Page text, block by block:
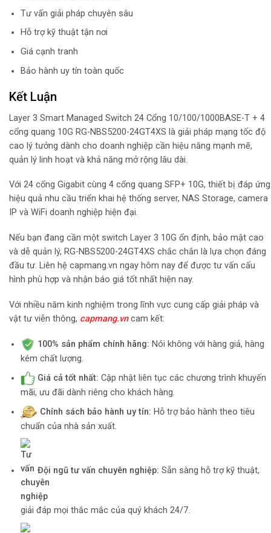
Tư vấn giải pháp chuyên sâu
Hỗ trợ kỹ thuật tận nơi
Giá cạnh tranh
Bảo hành uy tín toàn quốc
Kết Luận
Layer 3 Smart Managed Switch 24 Cổng 10/100/1000BASE-T + 4
cổng quang 10G RG-NBS5200-24GT4XS là giải pháp mạng tốc độ
cao lý tưởng dành cho doanh nghiệp cần hiệu năng mạnh mẽ,
quản lý linh hoạt và khả năng mở rộng lâu dài.
Với 24 cổng Gigabit cùng 4 cổng quang SFP+ 10G, thiết bị đáp ứng
hiệu quả nhu cầu triển khai hệ thống server, NAS Storage, camera
IP và WiFi doanh nghiệp hiện đại.
Nếu bạn đang cần một switch Layer 3 10G ổn định, bảo mật cao
và dễ quản lý, RG-NBS5200-24GT4XS chắc chắn là lựa chọn đáng
đầu tư. Liên hệ capmang.vn ngay hôm nay để được tư vấn cấu
hình phù hợp và nhận báo giá tốt nhất hiện nay.
Với nhiều năm kinh nghiệm trong lĩnh vực cung cấp giải pháp và
vật tư viễn thông, capmang.vncam kết:
100% sản phẩm chính hãng: Nói không với hàng giả, hàng
kém chất lượng.
Giá cả tốt nhất: Cập nhật liên tục các chương trình khuyến
mãi, ưu đãi dành riêng cho khách hàng.
Chính sách bảo hành uy tín: Hỗ trợ bảo hành theo tiêu
chuẩn của nhà sản xuất.
Đội ngũ tư vấn chuyên nghiệp: Sẵn sàng hỗ trợ kỹ thuật,
giải đáp mọi thắc mắc của quý khách 24/7.